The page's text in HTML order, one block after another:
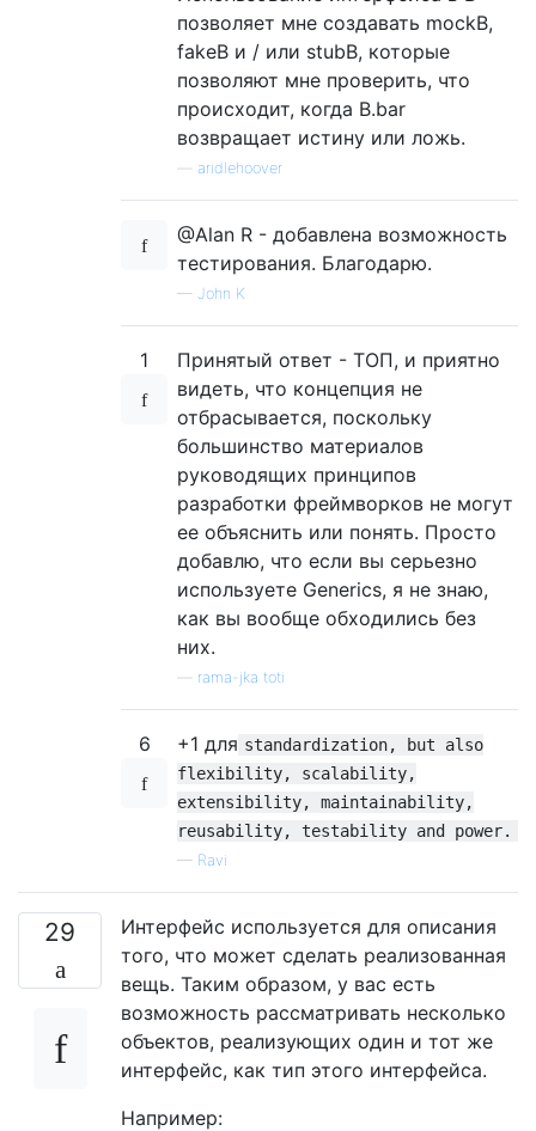
позволяет мне создавать mockB,
fakeB и / или stubB, которые
позволяют мне проверить, что
происходит, когда B.bar
возвращает истину или ложь.
aridlehoover
@Alan R - добавлена ​​возможность
тестирования. Благодарю.
— John K
1
Принятый ответ - ТОП, и приятно
видеть, что концепция не
отбрасывается, поскольку
большинство материалов
руководящих принципов
разработки фреймворков не могут
ее объяснить или понять. Просто
добавлю, что если вы серьезно
используете Generics, я не знаю,
как вы вообще обходились без
них.
rama-jka toti
6 +1 для standardization, but also
flexibility, scalability,
extensibility, maintainability,
reusability, testability and power.
— Ravi
29
Интерфейс используется для описания
того, что может сделать реализованная
вещь. Таким образом, у вас есть
возможность рассматривать несколько
объектов, реализующих один и тот же
интерфейс, как тип этого интерфейса.
Например: